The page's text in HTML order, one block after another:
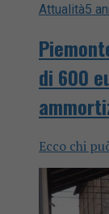
Attualità5
di 600
Ecco chi